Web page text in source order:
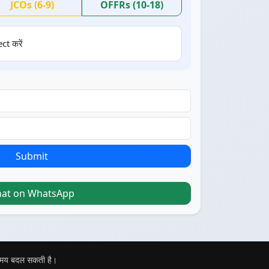
JCOs (6-9) OFFRs (10-18)
करें
Submit
on WhatsApp
बदल सकती है।